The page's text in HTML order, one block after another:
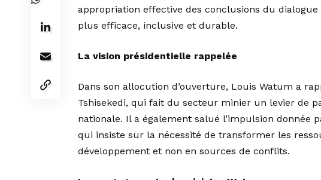
appropriation effective des conclusions du dialogue
plus efficace, inclusive et durable.
La vision présidentielle rappelée
Dans son allocution d’ouverture, Louis Watum a
Tshisekedi, qui fait du secteur minier un levier de
nationale. Il a également salué l’impulsion
qui insiste sur la nécessité de transformer les
développement et non en sources de conflits.